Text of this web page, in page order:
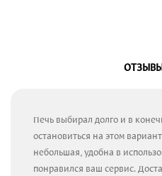
Печь выбирал долго и в
остановиться на этом
небольшая, удобна в
понравился ваш сервис.